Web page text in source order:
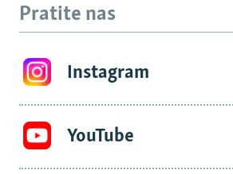
Pratite nas
Instagram
YouTube